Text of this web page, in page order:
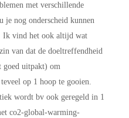
met verschillende
je nog onderscheid kunnen
Ik vind het ook altijd wat
van dat de doeltreffendheid
goed uitpakt) om
op 1 hoop te gooien.
wordt bv ook geregeld in 1
co2-global-warming-